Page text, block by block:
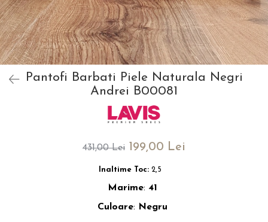
Pantofi Barbati Piele Naturala Negri
Andrei B00081
431,00 Lei 199,00 Lei
Inaltime Toc: 2,5
Marime: 41
Culoare: Negru